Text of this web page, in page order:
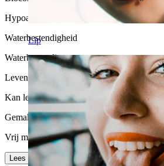
Lip
Hypoallergeen
Waterbestendigheid
Waterbestendig
Levensduur
Kan levenslang meegaan
Gemak van gebruik
Vrij makkelijk
Lees meer